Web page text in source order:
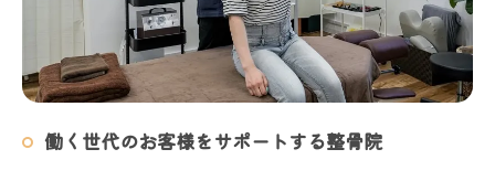
働く世代のお客様をサポートする整骨院